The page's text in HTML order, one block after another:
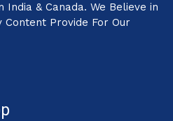
& Canada. We Believe in
Provide For Our